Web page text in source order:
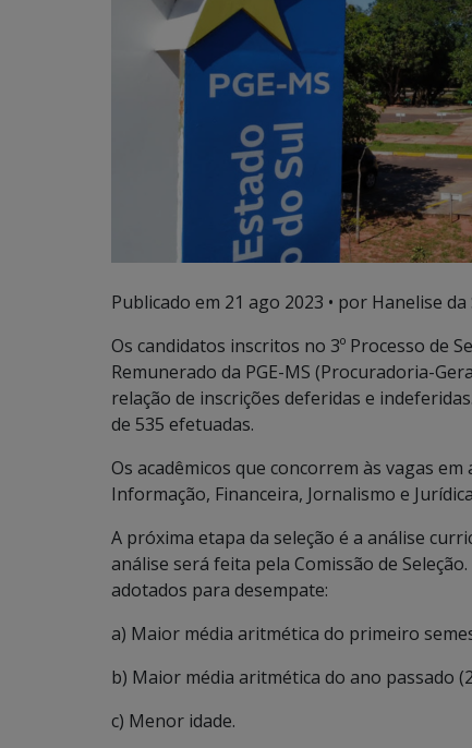
Publicado em 21 ago 2023 • por Hanelise da
Os candidatos inscritos no 3º Processo de
Remunerado da PGE-MS (Procuradoria-
relação de inscrições deferidas e
de 535 efetuadas.
Os acadêmicos que concorrem às vagas
Informação, Financeira, Jornalismo e
A próxima etapa da seleção é a análise
análise será feita pela Comissão de
adotados para desempate:
a) Maior média aritmética do primeiro
b) Maior média aritmética do ano passado
c) Menor idade.